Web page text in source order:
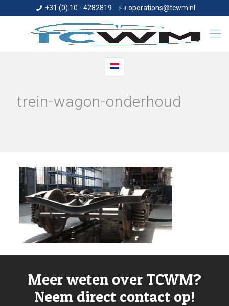
+31 (0) 10 - 4282819 operations@tcwm.nl
trein-wagon-onderhoud
Meer weten over TCWM?
Neem direct contact op!